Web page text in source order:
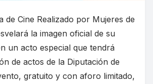
de Cine Realizado por Mujeres de
la imagen oficial de su
un acto especial que tendrá
de actos de la Diputación de
gratuito y con aforo limitado,